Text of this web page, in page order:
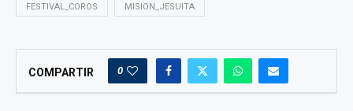
FESTIVAL_COROS MISION_JESUITA
COMPARTIR 0